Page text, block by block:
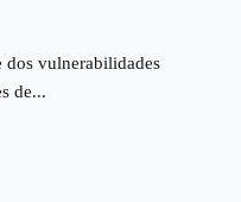
dos vulnerabilidades
de...